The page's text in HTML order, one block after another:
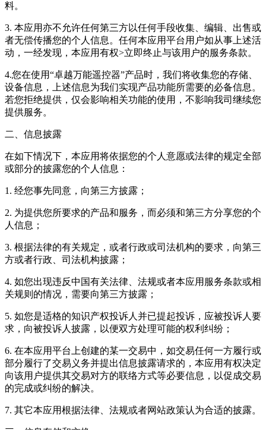
料。
3. 本应用亦不允许任何第三方以任何手段收集、编辑、出售或
者无偿传播您的个人信息。任何本应用平台用户如从事上述活
动，一经发现，本应用有权>立即终止与该用户的服务条款。
4.您在使用“卓越万能遥控器”产品时，我们将收集您的存储、
设备信息，上述信息为我们实现产品功能所需要的必备信息。
若您拒绝提供，仅会影响相关功能的使用，不影响我司继续您
提供服务。
二、信息披露
在如下情况下，本应用将依据您的个人意愿或法律的规定全部
或部分的披露您的个人信息：
1. 经您事先同意，向第三方披露；
2. 为提供您所要求的产品和服务，而必须和第三方分享您的个
人信息；
3. 根据法律的有关规定，或者行政或司法机构的要求，向第三
方或者行政、司法机构披露；
4. 如您出现违反中国有关法律、法规或者本应用服务条款或相
关规则的情况，需要向第三方披露；
5. 如您是适格的知识产权投诉人并已提起投诉，应被投诉人要
求，向被投诉人披露，以便双方处理可能的权利纠纷；
6. 在本应用平台上创建的某一交易中，如交易任何一方履行或
部分履行了交易义务并提出信息披露请求的，本应用有权决定
向该用户提供其交易对方的联络方式等必要信息，以促成交易
的完成或纠纷的解决。
7. 其它本应用根据法律、法规或者网站政策认为合适的披露。